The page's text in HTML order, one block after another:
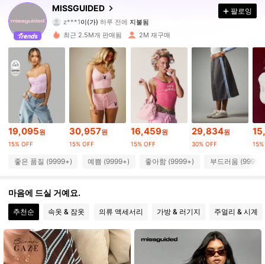
MISSGUIDED
4.88
3M 팔로워
o***8다음 5분 전에
3M 팔로워
3M 팔로워
4.88
3M 팔로워
팔로잉
최근 2.5M개 판매됨 2M 재구매
19,095원
15% OFF
30,957원
15% OFF
16,459원
15% OFF
29,834원
30% OFF
좋은 품질 (9999+) 예쁨 (9999+) 좋아함 (9999+) 부드러움
마음에 드실 거예요.
추천순 속옷 & 잠옷 의류 액세서리 가방 & 러기지 주얼리 & 시계